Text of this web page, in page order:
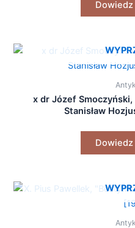
x dr Józef Smoczyński,
Stanisław